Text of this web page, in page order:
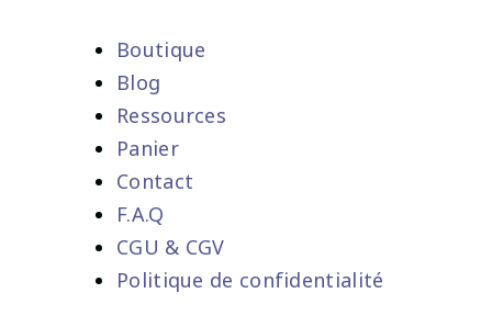
Boutique
Blog
Ressources
Panier
Contact
F.A.Q
CGU & CGV
Politique de confidentialité